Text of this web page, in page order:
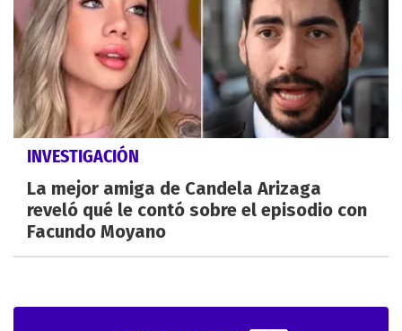
INVESTIGACIÓN
La mejor amiga de Candela Arizaga
reveló qué le contó sobre el episodio con
Facundo Moyano